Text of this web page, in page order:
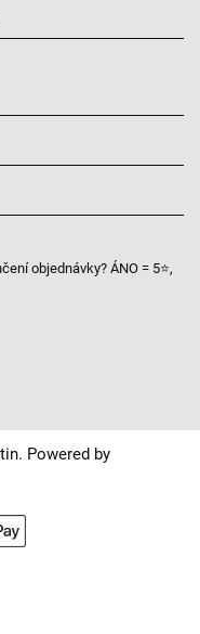
objednávky? ÁNO = 5⭐,
Powered by